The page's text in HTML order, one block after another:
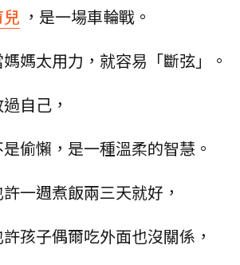
，是一場車輪戰。
媽媽太用力，就容易「斷弦」。
自己，
偷懶，是一種溫柔的智慧。
一週煮飯兩三天就好，
許孩子偶爾吃外面也沒關係，